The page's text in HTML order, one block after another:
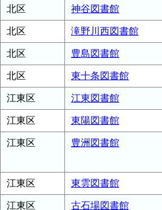
北区 神谷図書館
北区 滝野川西図書館
北区 豊島図書館
北区 東十条図書館
江東区 江東図書館
江東区 東陽図書館
江東区 豊洲図書館
江東区 東雲図書館
江東区 古石場図書館